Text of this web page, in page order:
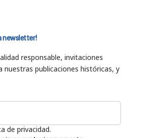
newsletter!
responsable, invitaciones
nuestras publicaciones históricas, y
de privacidad.